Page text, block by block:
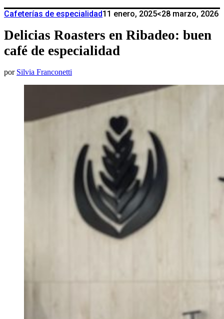
Cafeterías de especialidad11 enero, 2025<28 marzo, 2026
Delicias Roasters en Ribadeo: buen
café de especialidad
por Silvia Franconetti